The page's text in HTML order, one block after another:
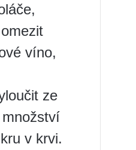
víno,
ze
v krvi.